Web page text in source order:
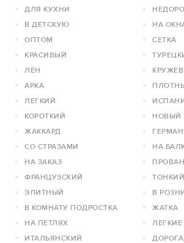
ДЛЯ КУХНИ
В ДЕТСКУЮ
НА
ОПТОМ
СЕТКА
КРАСИВЫЙ
ЛЁН
АРКА
ЛЕГКИЙ
КОРОТКИЙ
НОВЫЙ
ЖАККАРД
СО СТРАЗАМИ
НА
НА ЗАКАЗ
ФРАНЦУЗСКИЙ
ТОНКИЙ
ЭЛИТНЫЙ
В
В КОМНАТУ ПОДРОСТКА
ЖАТКА
НА ПЕТЛЯХ
ЛЕГКИЕ
ИТАЛЬЯНСКИЙ